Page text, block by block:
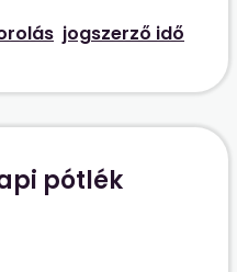
1992. VI. 30.). Jogos
időszakokat
közalkalmazotti
jogszerző idő
pótlék